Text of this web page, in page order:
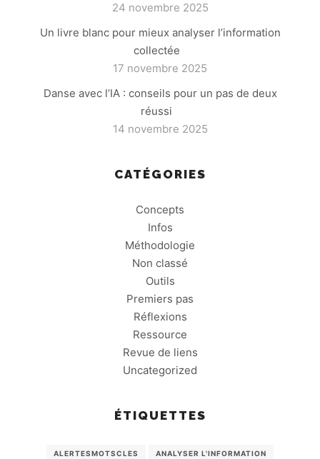
24 novembre 2025
Un livre blanc pour mieux analyser l’information
collectée
17 novembre 2025
Danse avec l’IA : conseils pour un pas de deux
réussi
14 novembre 2025
CATÉGORIES
Concepts
Infos
Méthodologie
Non classé
Outils
Premiers pas
Réflexions
Ressource
Revue de liens
Uncategorized
ÉTIQUETTES
ALERTESMOTSCLES ANALYSER L'INFORMATION